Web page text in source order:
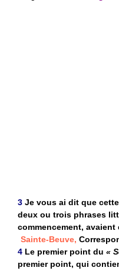
3 Je vous ai dit que
deux ou trois phrases
commencement, avaient
Sainte-Beuve,
4 Le premier point du «
premier point, qui